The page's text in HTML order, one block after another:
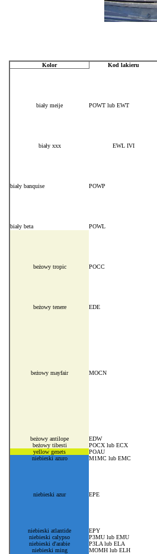
Kolor Kod lakieru
biały meije POWT lub EWT
biały xxx
EWL IVI
biały banquise POWP
biały beta
POWL
beżowy tropic POCC
beżowy tenere
EDE
beżowy mayfair MOCN
beżowy antilope
EDW
beżowy tibesti
POCX lub ECX
yellow genets
POAU
niebieski azuro
M1MC lub EMC
niebieski azur EPE
niebieski atlantide
EPY
niebieski calypso
P3MU lub EMU
niebieski d'arabie
P3LA lub ELA
niebieski ming
MOMH lub ELH